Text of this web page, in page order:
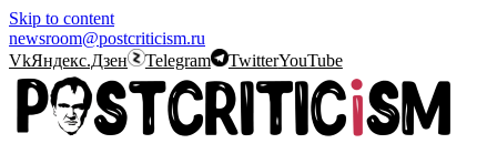
Skip to content
newsroom@postcriticism.ru
VkЯндекс.Дзен Telegram TwitterYouTube